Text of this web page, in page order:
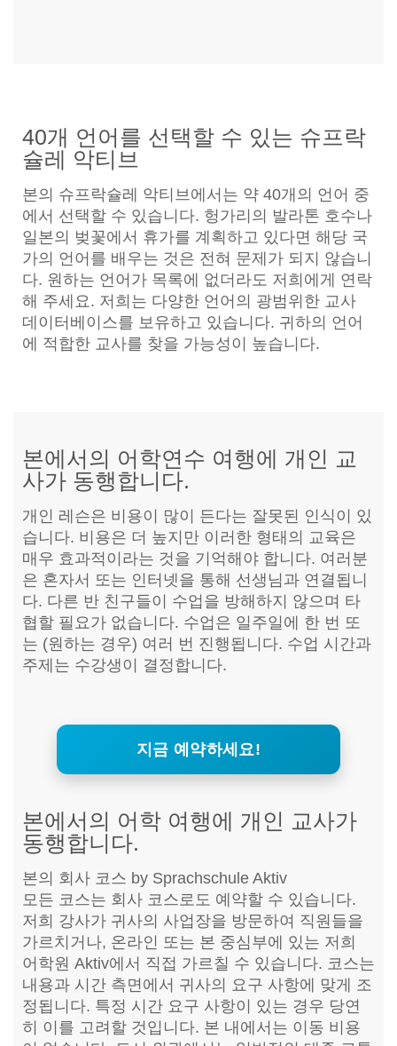
40개 언어를 선택할 수 있는 슈프락
슐레 악티브
본의 슈프락슐레 악티브에서는 약 40개의 언어 중
에서 선택할 수 있습니다. 헝가리의 발라톤 호수나
일본의 벚꽃에서 휴가를 계획하고 있다면 해당 국
가의 언어를 배우는 것은 전혀 문제가 되지 않습니
다. 원하는 언어가 목록에 없더라도 저희에게 연락
해 주세요. 저희는 다양한 언어의 광범위한 교사
데이터베이스를 보유하고 있습니다. 귀하의 언어
에 적합한 교사를 찾을 가능성이 높습니다.
본에서의 어학연수 여행에 개인 교
사가 동행합니다.
개인 레슨은 비용이 많이 든다는 잘못된 인식이 있
습니다. 비용은 더 높지만 이러한 형태의 교육은
매우 효과적이라는 것을 기억해야 합니다. 여러분
은 혼자서 또는 인터넷을 통해 선생님과 연결됩니
다. 다른 반 친구들이 수업을 방해하지 않으며 타
협할 필요가 없습니다. 수업은 일주일에 한 번 또
는 (원하는 경우) 여러 번 진행됩니다. 수업 시간과
주제는 수강생이 결정합니다.
지금 예약하세요!
본에서의 어학 여행에 개인 교사가
동행합니다.
본의 회사 코스 by Sprachschule Aktiv
모든 코스는 회사 코스로도 예약할 수 있습니다.
저희 강사가 귀사의 사업장을 방문하여 직원들을
가르치거나, 온라인 또는 본 중심부에 있는 저희
어학원 Aktiv에서 직접 가르칠 수 있습니다. 코스는
내용과 시간 측면에서 귀사의 요구 사항에 맞게 조
정됩니다. 특정 시간 요구 사항이 있는 경우 당연
히 이를 고려할 것입니다. 본 내에서는 이동 비용